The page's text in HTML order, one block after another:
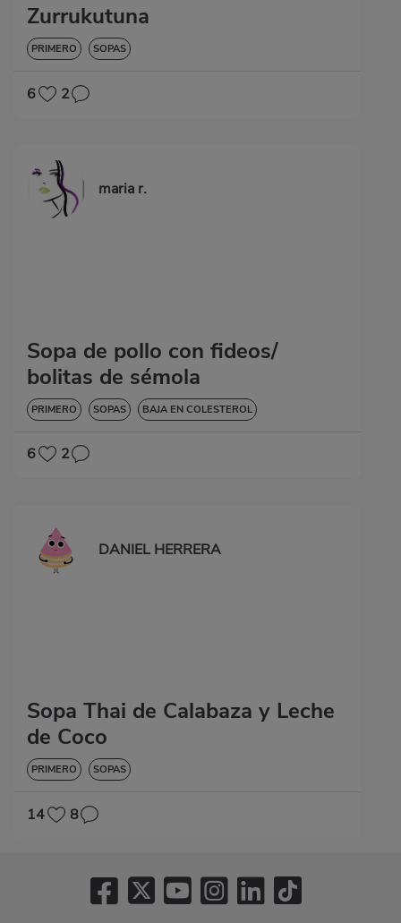
Zurrukutuna
PRIMERO SOPAS
6 2
maria r.
Sopa de pollo con fideos/
bolitas de sémola
PRIMERO SOPAS BAJA EN COLESTEROL
6 2
DANIEL HERRERA
Sopa Thai de Calabaza y Leche
de Coco
PRIMERO SOPAS
14 8